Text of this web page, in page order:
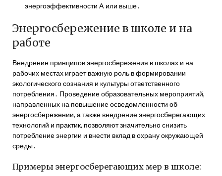
энергоэффективности A или выше․
Энергосбережение в школе и на
работе
Внедрение принципов энергосбережения в школах и на
рабочих местах играет важную роль в формировании
экологического сознания и культуры ответственного
потребления․ Проведение образовательных мероприятий,
направленных на повышение осведомленности об
энергосбережении, а также внедрение энергосберегающих
технологий и практик, позволяют значительно снизить
потребление энергии и внести вклад в охрану окружающей
среды․
Примеры энергосберегающих мер в школе: